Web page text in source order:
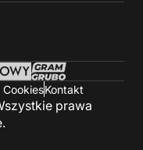
CookiesKontakt
prawa